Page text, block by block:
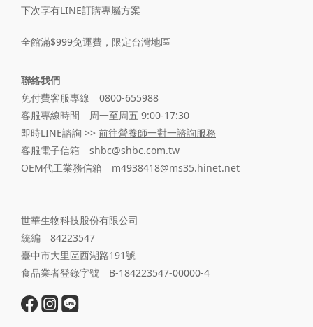
下次享有LINE訂購專屬方案
全館滿$999免運費，限定台灣地區
聯絡我們
免付費客服專線 0800-655988
客服專線時間 周一至周五 9:00-17:30
即時LINE諮詢 >> 前往營養師一對一諮詢服務
客服電子信箱 shbc@shbc.com.tw
OEM代工業務信箱 m4938418@ms35.hinet.net
世華生物科技股份有限公司
統編 84223547
臺中市大里區西湖路191號
食品業者登錄字號 B-184223547-00000-4